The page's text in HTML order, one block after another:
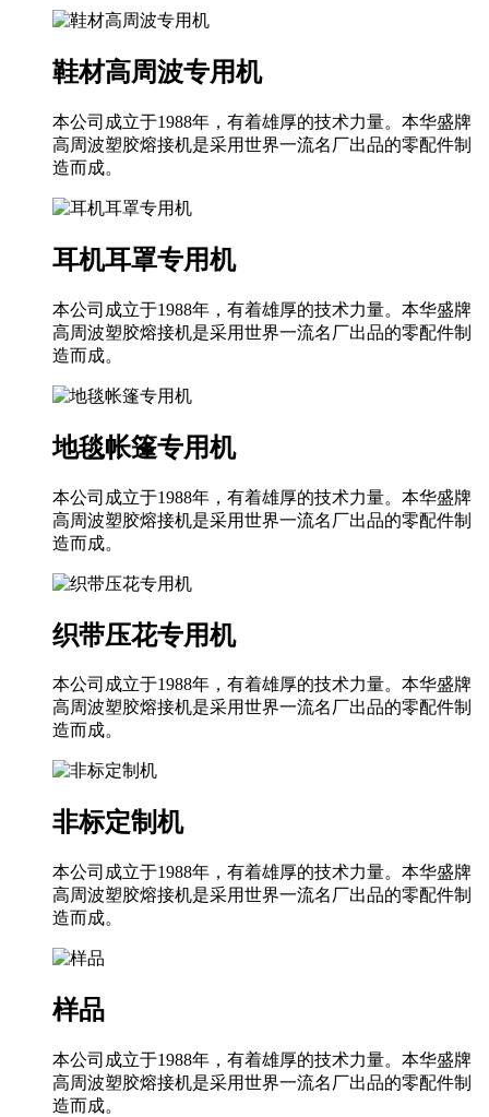
鞋材高周波专用机
本公司成立于1988年，有着雄厚的技术力量。本华盛牌
高周波塑胶熔接机是采用世界一流名厂出品的零配件制
造而成。
耳机耳罩专用机
本公司成立于1988年，有着雄厚的技术力量。本华盛牌
高周波塑胶熔接机是采用世界一流名厂出品的零配件制
造而成。
地毯帐篷专用机
本公司成立于1988年，有着雄厚的技术力量。本华盛牌
高周波塑胶熔接机是采用世界一流名厂出品的零配件制
造而成。
织带压花专用机
本公司成立于1988年，有着雄厚的技术力量。本华盛牌
高周波塑胶熔接机是采用世界一流名厂出品的零配件制
造而成。
非标定制机
本公司成立于1988年，有着雄厚的技术力量。本华盛牌
高周波塑胶熔接机是采用世界一流名厂出品的零配件制
造而成。
样品
本公司成立于1988年，有着雄厚的技术力量。本华盛牌
高周波塑胶熔接机是采用世界一流名厂出品的零配件制
造而成。